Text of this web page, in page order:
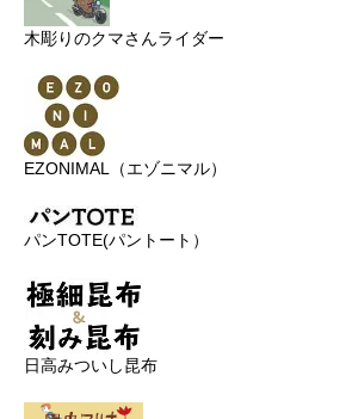
木彫りのクマさんライダー
EZONIMAL（エゾニマル）
パンTOTE(パントート）
日高みついし昆布